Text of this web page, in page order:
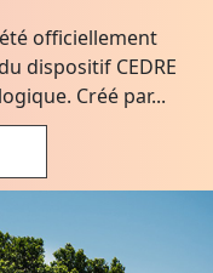
été officiellement
dispositif CEDRE
Créé par...